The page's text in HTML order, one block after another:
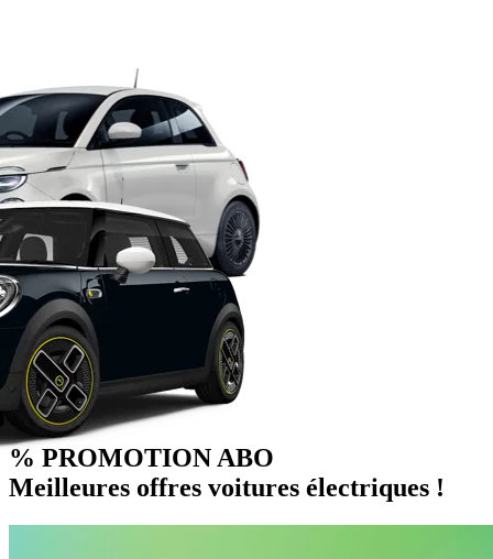
% PROMOTION ABO
Meilleures offres voitures électriques !